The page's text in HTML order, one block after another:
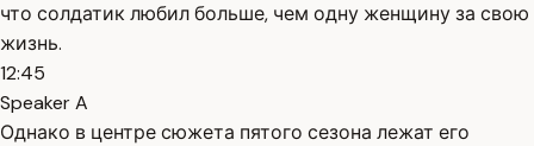
что солдатик любил больше, чем одну женщину за свою
жизнь.
12:45
Speaker A
Однако в центре сюжета пятого сезона лежат его